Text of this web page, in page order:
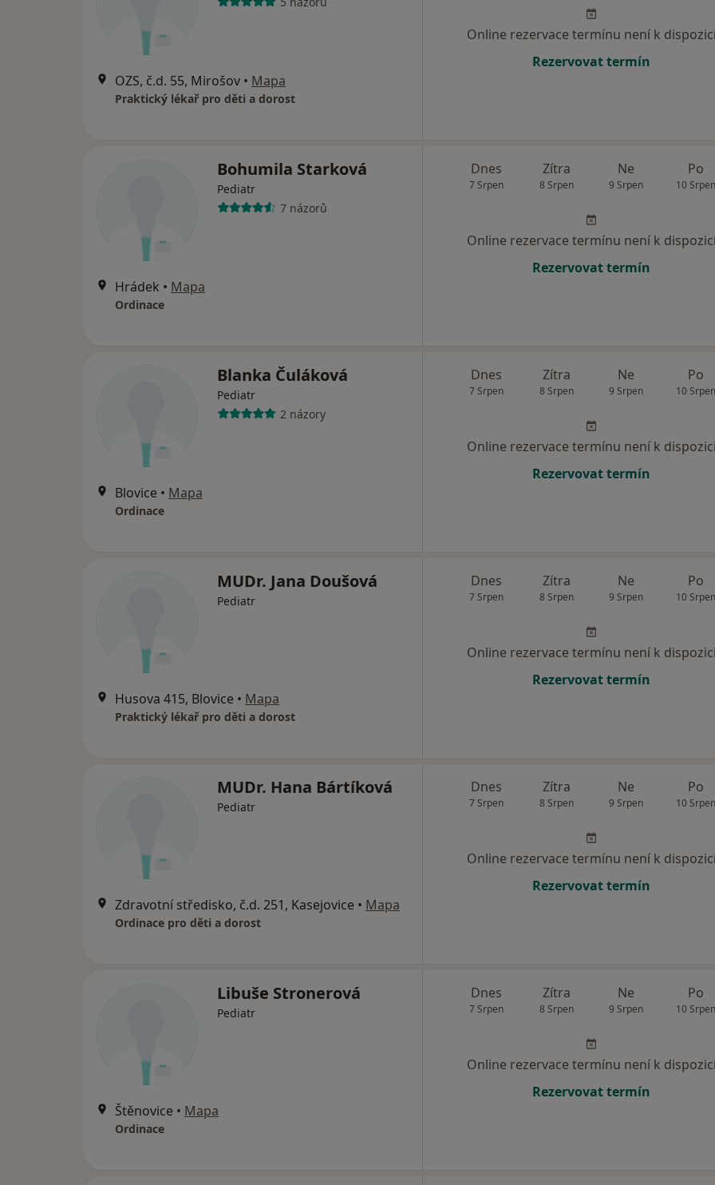
OZS, č.d. 55, Mirošov • Mapa
Praktický lékař pro děti a dorost
Online rezervace termínu není k dispozici
Rezervovat termín
Bohumila Starková
Pediatr
7 názorů
Hrádek • Mapa
Ordinace
Dnes
7 Srpen
Zítra
8 Srpen
Ne
9 Srpen
Po
10 Srpen
Online rezervace termínu není k dispozici
Rezervovat termín
Blanka Čuláková
Pediatr
2 názory
Blovice • Mapa
Ordinace
Dnes
7 Srpen
Zítra
8 Srpen
Ne
9 Srpen
Po
10 Srpen
Online rezervace termínu není k dispozici
Rezervovat termín
MUDr. Jana Doušová
Pediatr
Husova 415, Blovice • Mapa
Praktický lékař pro děti a dorost
Dnes
7 Srpen
Zítra
8 Srpen
Ne
9 Srpen
Po
10 Srpen
Online rezervace termínu není k dispozici
Rezervovat termín
MUDr. Hana Bártíková
Pediatr
Zdravotní středisko, č.d. 251, Kasejovice • Mapa
Ordinace pro děti a dorost
Dnes
7 Srpen
Zítra
8 Srpen
Ne
9 Srpen
Po
10 Srpen
Online rezervace termínu není k dispozici
Rezervovat termín
Libuše Stronerová
Pediatr
Štěnovice • Mapa
Ordinace
Dnes
7 Srpen
Zítra
8 Srpen
Ne
9 Srpen
Po
10 Srpen
Online rezervace termínu není k dispozici
Rezervovat termín